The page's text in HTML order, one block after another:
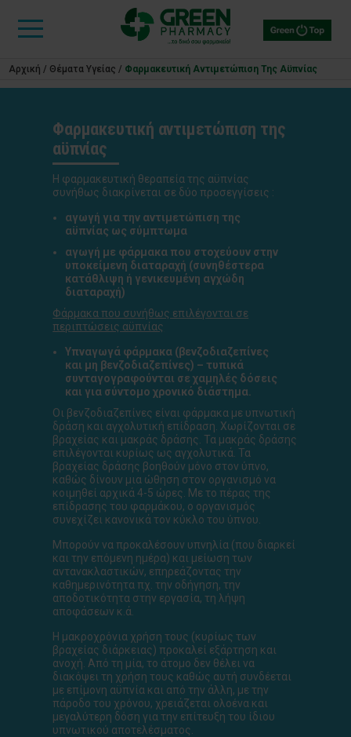
Αρχική / Θέματα Υγείας / Φαρμακευτική Αντιμετώπιση Της Αϋπνίας
Φαρμακευτική αντιμετώπιση της
αϋπνίας
Η φαρμακευτική θεραπεία της αϋπνίας
συνήθως διακρίνεται σε δύο προσεγγίσεις :
αγωγή για την αντιμετώπιση της
αϋπνίας ως σύμπτωμα
αγωγή με φάρμακα που στοχεύουν στην
υποκείμενη διαταραχή (συνηθέστερα
κατάθλιψη ή γενικευμένη αγχώδη
διαταραχή)
Φάρμακα που συνήθως επιλέγονται σε
περιπτώσεις αϋπνίας
Υπναγωγά φάρμακα (βενζοδιαζεπίνες
και μη βενζοδιαζεπίνες) – τυπικά
συνταγογραφούνται σε χαμηλές δόσεις
και για σύντομο χρονικό διάστημα.
Οι βενζοδιαζεπίνες είναι φάρμακα με υπνωτική
δράση και αγχολυτική επίδραση. Χωρίζονται σε
βραχείας και μακράς δράσης. Τα μακράς δράσης
επιλέγονται κυρίως ως αγχολυτικά. Τα
βραχείας δράσης βοηθούν μόνο στον ύπνο,
καθώς δίνουν μια ώθηση στον οργανισμό να
κοιμηθεί αρχικά 4-5 ώρες. Με το πέρας της
επίδρασης του φαρμάκου, ο οργανισμός
συνεχίζει κανονικά τον κύκλο του ύπνου.
Μπορούν να προκαλέσουν υπνηλία (που διαρκεί
και την επόμενη ημέρα) και μείωση των
αντανακλαστικών, επηρεάζοντας την
καθημερινότητα πχ. την οδήγηση, την
αποδοτικότητα στην εργασία, τη λήψη
αποφάσεων κ.ά.
Η μακροχρόνια χρήση τους (κυρίως των
βραχείας διάρκειας) προκαλεί εξάρτηση και
ανοχή. Από τη μία, το άτομο δεν θέλει να
διακόψει τη χρήση τους καθώς αυτή συνδέεται
με επίμονη αϋπνία και από την άλλη, με την
πάροδο του χρόνου, χρειάζεται ολοένα και
μεγαλύτερη δόση για την επίτευξη του ίδιου
υπνωτικού αποτελέσματος.